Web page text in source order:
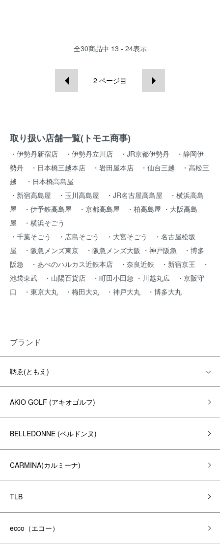
全30商品中 13 - 24表示
2 ページ目
取り扱い店舗一覧(トモエ商事)
・伊勢丹新宿店 ・伊勢丹立川店 ・JR京都伊勢丹 ・静岡伊
勢丹 ・日本橋三越本店 ・岩田屋本店 ・仙台三越 ・高松三
越 ・日本橋高島屋
・新宿高島屋 ・玉川高島屋 ・JR名古屋高島屋 ・横浜高島
屋 ・伊予鉄高島屋 ・京都高島屋 ・柏高島屋 ・大阪高島
屋 ・横浜そごう
・千葉そごう ・広島そごう ・大宮そごう ・名古屋松坂
屋 ・阪急メンズ東京 ・阪急メンズ大阪 ・神戸阪急 ・博多
阪急 ・あべのハルカス近鉄本店 ・奈良近鉄 ・新宿京王 ・
池袋東武 ・山陽百貨店 ・町田小田急 ・川越丸広 ・京阪守
口 ・東京大丸 ・梅田大丸 ・神戸大丸 ・博多大丸
ブランド
鞆ゑ(ともえ)
AKIO GOLF (アキオゴルフ)
BELLEDONNE (ベルドンヌ)
CARMINA(カルミーナ)
TLB
ecco（エコー）